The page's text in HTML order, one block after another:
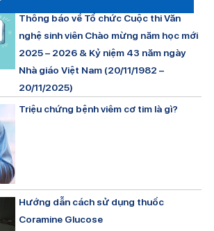
Thông báo về Tổ chức Cuộc thi Văn
nghệ sinh viên Chào mừng năm học mới
2025 – 2026 & Kỷ niệm 43 năm ngày
Nhà giáo Việt Nam (20/11/1982 –
20/11/2025)
Triệu chứng bệnh viêm cơ tim là gì?
Hướng dẫn cách sử dụng thuốc
Coramine Glucose